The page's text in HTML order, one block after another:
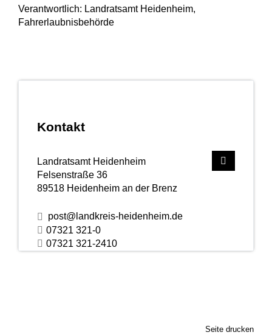
Kontakt
Landratsamt Heidenheim
Felsenstraße 36
89518 Heidenheim an der Brenz
post@landkreis-heidenheim.de
07321 321-0
07321 321-2410
Verantwortlich: Landratsamt Heidenheim,
Fahrerlaubnisbehörde
Seite drucken